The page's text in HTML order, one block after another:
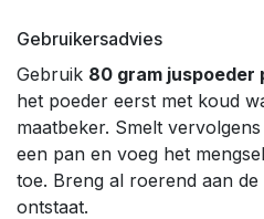
Gebruikersadvies
Gebruik 80 gram juspoeder
het poeder eerst met koud
maatbeker. Smelt vervolgens
een pan en voeg het
toe. Breng al roerend aan
ontstaat.